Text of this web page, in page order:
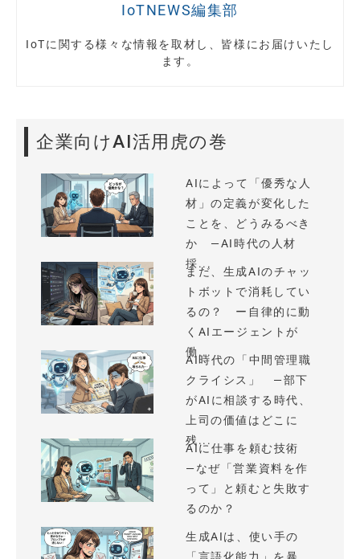
IoTNEWS編集部
IoTに関する様々な情報を取材し、皆様にお届けいたし
ます。
企業向けAI活用虎の巻
AIによって「優秀な人
材」の定義が変化した
ことを、どうみるべき
か —AI時代の人材
採...
まだ、生成AIのチャッ
トボットで消耗してい
るの？ ー自律的に動
くAIエージェントが
働...
AI時代の「中間管理職
クライシス」 —部下
がAIに相談する時代、
上司の価値はどこに
残...
AIに仕事を頼む技術
—なぜ「営業資料を作
って」と頼むと失敗す
るのか？
生成AIは、使い手の